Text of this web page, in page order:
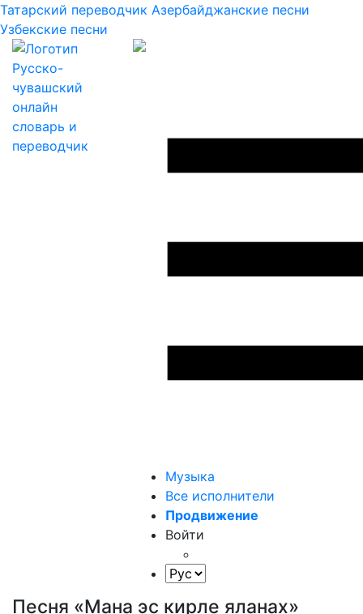
Татарский переводчик Азербайджанские песни
Узбекские песни
Музыка
Все исполнители
Продвижение
Войти
Песня «Мана эс кирле яланах»